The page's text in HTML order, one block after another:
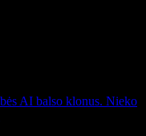
AI balso klonus. Nieko